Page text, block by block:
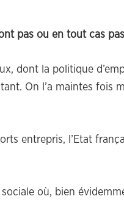
pas ou en tout cas
dont la politique
On l’a maintes fois
entrepris, l’Etat
où, bien